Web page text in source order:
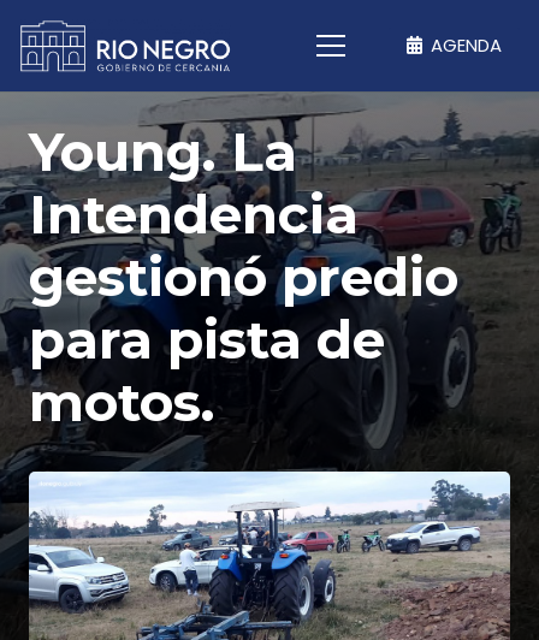
AGENDA
Young. La
Intendencia
gestionó predio
para pista de
motos.